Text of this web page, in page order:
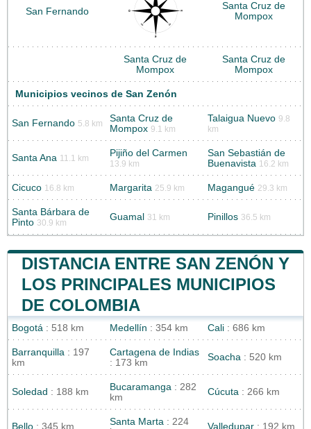
San Fernando
Santa Cruz de
Mompox
Santa Cruz de
Mompox
Santa Cruz de
Mompox
Municipios vecinos de San Zenón
San Fernando 5.8 km
Santa Cruz de
Mompox 9.1 km
Talaigua Nuevo 9.8
km
Santa Ana 11.1 km Pijiño del Carmen
13.9 km
San Sebastián de
Buenavista 16.2 km
Cicuco 16.8 km Margarita 25.9 km Magangué 29.3 km
Santa Bárbara de
Pinto 30.9 km
Guamal 31 km Pinillos 36.5 km
DISTANCIA ENTRE SAN ZENÓN Y
LOS PRINCIPALES MUNICIPIOS
DE COLOMBIA
Bogotá : 518 km Medellín : 354 km Cali : 686 km
Barranquilla : 197
km
Cartagena de Indias
: 173 km
Soacha : 520 km
Soledad : 188 km Bucaramanga : 282
km
Cúcuta : 266 km
Bello : 345 km Santa Marta : 224
Valledupar : 192 km